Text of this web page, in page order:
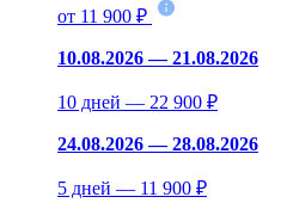
от 11 900 ₽
10.08.2026 — 21.08.2026
10 дней — 22 900 ₽
24.08.2026 — 28.08.2026
5 дней — 11 900 ₽